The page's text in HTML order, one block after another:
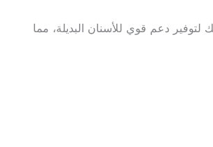
دعم قوي للأسنان البديلة، مما